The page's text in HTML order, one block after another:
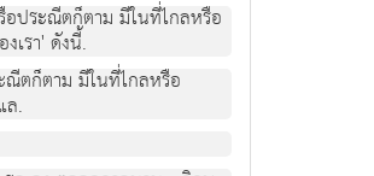
อประณีตก็ตาม มีในที่ไกลหรือ
งเรา' ดังนี้.
ณีตก็ตาม มีในที่ไกลหรือ
ล.